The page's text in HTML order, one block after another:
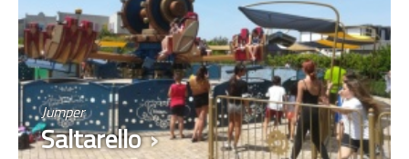
Jumper
Saltarello